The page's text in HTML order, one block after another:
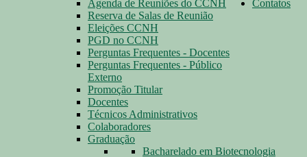
Agenda de Reuniões do CCNH
Reserva de Salas de Reunião
Eleições CCNH
PGD no CCNH
Perguntas Frequentes - Docentes
Perguntas Frequentes - Público
Externo
Promoção Titular
Docentes
Técnicos Administrativos
Colaboradores
Graduação
Bacharelado em Biotecnologia
Contatos